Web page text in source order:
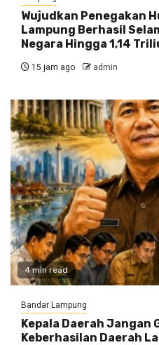
Wujudkan Penegakan
Lampung Berhasil
Negara Hingga 1,14
15 jam ago admin
4 min read
Bandar Lampung
Kepala Daerah Jangan
Keberhasilan Daerah